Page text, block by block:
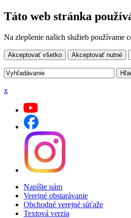
Táto web stránka
Na zlepšenie našich služieb používame
Akceptovať všetko Akceptovať nutné
x
Napíšte nám
Verejné obstarávanie
Obchodné verejné súťaže
Textová verzia